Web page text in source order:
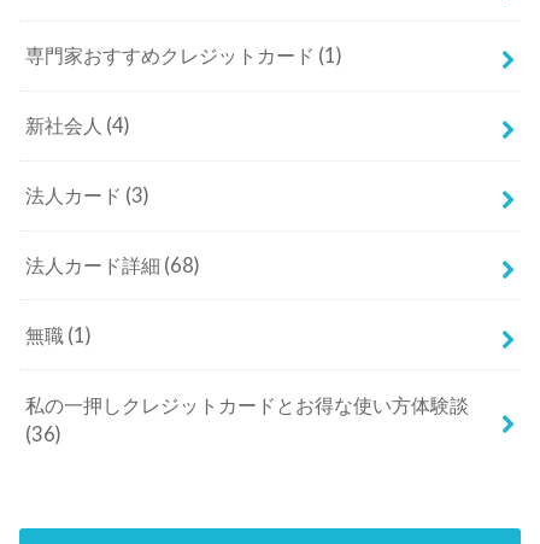
専門家おすすめクレジットカード (1)
新社会人 (4)
法人カード (3)
法人カード詳細 (68)
無職 (1)
私の一押しクレジットカードとお得な使い方体験談
(36)